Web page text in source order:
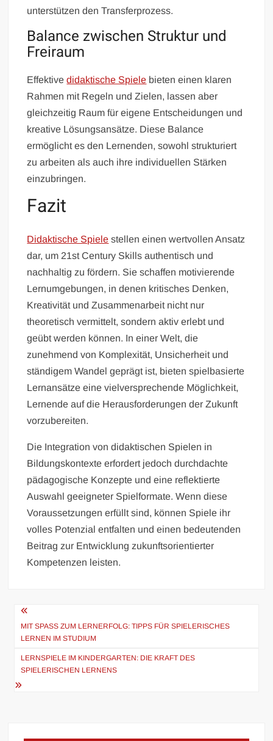
unterstützen den Transferprozess.
Balance zwischen Struktur und
Freiraum
Effektivedidaktische Spiele bieten einen klaren
Rahmen mit Regeln und Zielen, lassen aber
gleichzeitig Raum für eigene Entscheidungen und
kreative Lösungsansätze. Diese Balance
ermöglicht es den Lernenden, sowohl strukturiert
zu arbeiten als auch ihre individuellen Stärken
einzubringen.
Fazit
Didaktische Spiele stellen einen wertvollen Ansatz
dar, um 21st Century Skills authentisch und
nachhaltig zu fördern. Sie schaffen motivierende
Lernumgebungen, in denen kritisches Denken,
Kreativität und Zusammenarbeit nicht nur
theoretisch vermittelt, sondern aktiv erlebt und
geübt werden können. In einer Welt, die
zunehmend von Komplexität, Unsicherheit und
ständigem Wandel geprägt ist, bieten spielbasierte
Lernansätze eine vielversprechende Möglichkeit,
Lernende auf die Herausforderungen der Zukunft
vorzubereiten.
Die Integration von didaktischen Spielen in
Bildungskontexte erfordert jedoch durchdachte
pädagogische Konzepte und eine reflektierte
Auswahl geeigneter Spielformate. Wenn diese
Voraussetzungen erfüllt sind, können Spiele ihr
volles Potenzial entfalten und einen bedeutenden
Beitrag zur Entwicklung zukunftsorientierter
Kompetenzen leisten.
Beitragsnavigation
MIT SPASS ZUM LERNERFOLG: TIPPS FÜR SPIELERISCHES L
ERNEN IM STUDIUM
LERNSPIELE IM KINDERGARTEN: DIE KRAFT DES
SPIELERISCHEN LERNENS